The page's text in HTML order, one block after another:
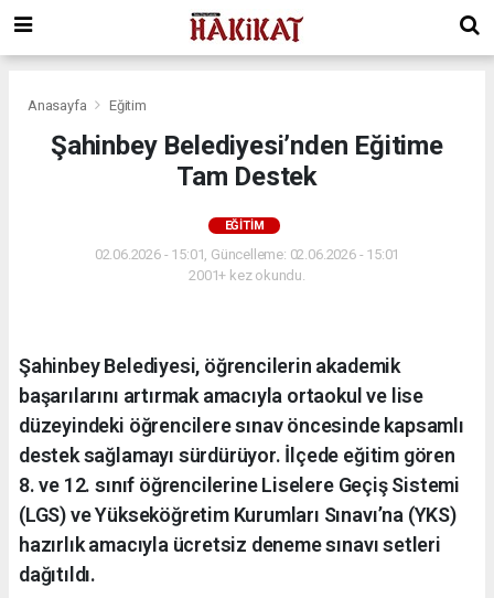
Anasayfa Eğitim
Şahinbey Belediyesi’nden Eğitime
Tam Destek
EĞITIM
02.06.2026 - 15:01, Güncelleme: 02.06.2026 - 15:01
2001+ kez okundu.
Şahinbey Belediyesi, öğrencilerin akademik
başarılarını artırmak amacıyla ortaokul ve lise
düzeyindeki öğrencilere sınav öncesinde kapsamlı
destek sağlamayı sürdürüyor. İlçede eğitim gören
8. ve 12. sınıf öğrencilerine Liselere Geçiş Sistemi
(LGS) ve Yükseköğretim Kurumları Sınavı’na (YKS)
hazırlık amacıyla ücretsiz deneme sınavı setleri
dağıtıldı.